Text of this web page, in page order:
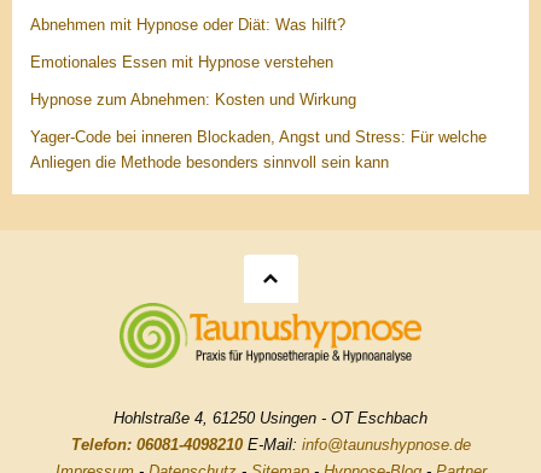
Abnehmen mit Hypnose oder Diät: Was hilft?
Emotionales Essen mit Hypnose verstehen
Hypnose zum Abnehmen: Kosten und Wirkung
Yager-Code bei inneren Blockaden, Angst und Stress: Für welche
Anliegen die Methode besonders sinnvoll sein kann
Hohlstraße 4, 61250 Usingen - OT Eschbach
Telefon: 06081-4098210E-Mail: info@taunushypnose.de